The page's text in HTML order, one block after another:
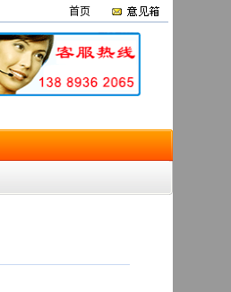
首页